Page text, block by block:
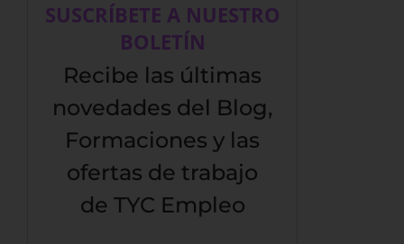
SUSCRÍBETE A NUESTRO
BOLETÍN
Recibe las últimas
novedades del Blog,
Formaciones y las
ofertas de trabajo
de TYC Empleo